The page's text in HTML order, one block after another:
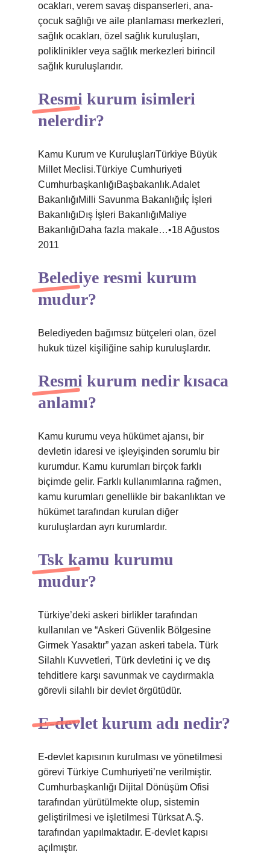
ocakları, verem savaş dispanserleri, ana-
çocuk sağlığı ve aile planlaması merkezleri,
sağlık ocakları, özel sağlık kuruluşları,
poliklinikler veya sağlık merkezleri birincil
sağlık kuruluşlarıdır.
Resmi kurum isimleri
nelerdir?
Kamu Kurum ve KuruluşlarıTürkiye Büyük
Millet Meclisi.Türkiye Cumhuriyeti
CumhurbaşkanlığıBaşbakanlık.Adalet
BakanlığıMilli Savunma Bakanlığıİç İşleri
BakanlığıDış İşleri BakanlığıMaliye
BakanlığıDaha fazla makale…•18 Ağustos
2011
Belediye resmi kurum
mudur?
Belediyeden bağımsız bütçeleri olan, özel
hukuk tüzel kişiliğine sahip kuruluşlardır.
Resmi kurum nedir kısaca
anlamı?
Kamu kurumu veya hükümet ajansı, bir
devletin idaresi ve işleyişinden sorumlu bir
kurumdur. Kamu kurumları birçok farklı
biçimde gelir. Farklı kullanımlarına rağmen,
kamu kurumları genellikle bir bakanlıktan ve
hükümet tarafından kurulan diğer
kuruluşlardan ayrı kurumlardır.
Tsk kamu kurumu
mudur?
Türkiye’deki askeri birlikler tarafından
kullanılan ve “Askeri Güvenlik Bölgesine
Girmek Yasaktır” yazan askeri tabela. Türk
Silahlı Kuvvetleri, Türk devletini iç ve dış
tehditlere karşı savunmak ve caydırmakla
görevli silahlı bir devlet örgütüdür.
E-devlet kurum adı nedir?
E-devlet kapısının kurulması ve yönetilmesi
görevi Türkiye Cumhuriyeti’ne verilmiştir.
Cumhurbaşkanlığı Dijital Dönüşüm Ofisi
tarafından yürütülmekte olup, sistemin
geliştirilmesi ve işletilmesi Türksat A.Ş.
tarafından yapılmaktadır. E-devlet kapısı
açılmıştır.